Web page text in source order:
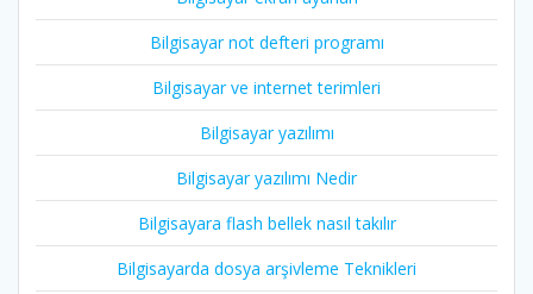
Bilgisayar not defteri programı
Bilgisayar ve internet terimleri
Bilgisayar yazılımı
Bilgisayar yazılımı Nedir
Bilgisayara flash bellek nasıl takılır
Bilgisayarda dosya arşivleme Teknikleri